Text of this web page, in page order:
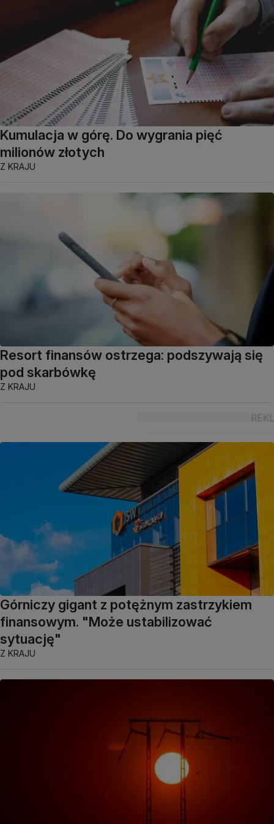
Kumulacja w górę. Do wygrania pięć
milionów złotych
Z KRAJU
Resort finansów ostrzega: podszywają się
pod skarbówkę
Z KRAJU
Górniczy gigant z potężnym zastrzykiem
finansowym. "Może ustabilizować
sytuację"
Z KRAJU